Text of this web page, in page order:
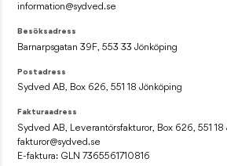
information@sydved.se
Besöksadress
Barnarpsgatan 39F, 553 33 Jönköping
Postadress
Sydved AB, Box 626, 551 18 Jönköping
Fakturaadress
Sydved AB, Leverantörsfakturor, Box 626, 551 18
fakturor@sydved.se
E-faktura: GLN 7365561710816